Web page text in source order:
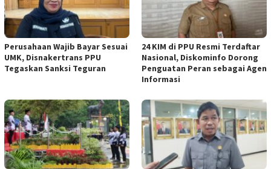
Perusahaan Wajib Bayar Sesuai
UMK, Disnakertrans PPU
Tegaskan Sanksi Teguran
24 KIM di PPU Resmi Terdaftar
Nasional, Diskominfo Dorong
Penguatan Peran sebagai Agen
Informasi